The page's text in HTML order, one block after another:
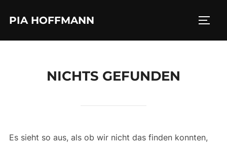
InhaltPIA HOFFMANN
NICHTS GEFUNDEN
Es sieht so aus, als ob wir nicht das finden konnten,